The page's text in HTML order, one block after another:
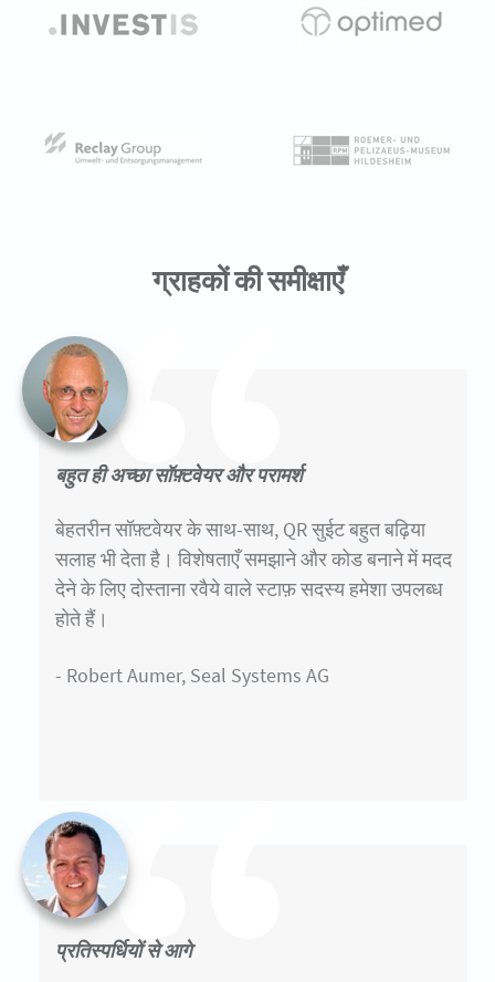
ग्राहकों की समीक्षाएँ
बहुत ही अच्छा सॉफ़्टवेयर और परामर्श
बेहतरीन सॉफ़्टवेयर के साथ-साथ, QR सुईट बहुत बढ़िया
सलाह भी देता है। विशेषताएँ समझाने और कोड बनाने में मदद
देने के लिए दोस्ताना रवैये वाले स्टाफ़ सदस्य हमेशा उपलब्ध
होते हैं।
- Robert Aumer, Seal Systems AG
प्रतिस्पर्धियों से आगे